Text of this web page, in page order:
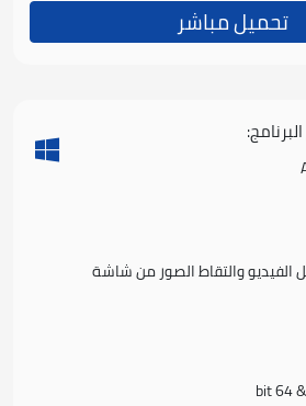
تحميل مباشر
الفيديو والتقاط الصور من شاشة